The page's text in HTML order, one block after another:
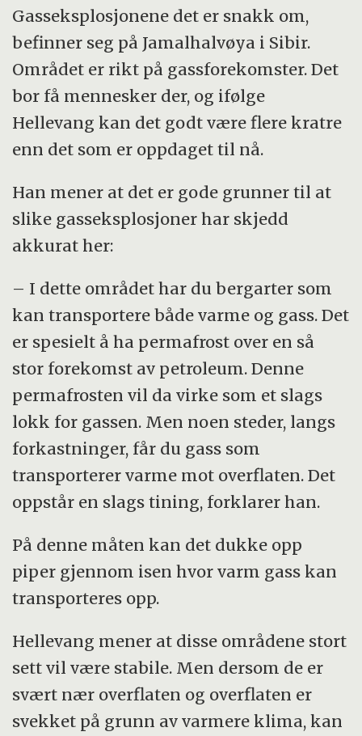
Kollapsen kan frigjøre et overtrykk som
igjen slynger ut det som ligger over.
Hellevang mener derimot at varm gass
tiner opp permafrosten nedenfra. Dersom
øverste del av permafrosten er svekket på
grunn av varmere klima, klarer den ikke å
stå imot trykket fra gassen under. Dermed
kan gassen presse seg oppover og til slutt
eksplodere dersom permafrosten er for
Gasseksplosjonene det er snakk om,
befinner seg på Jamalhalvøya i Sibir.
Området er rikt på gassforekomster. Det
bor få mennesker der, og ifølge
Hellevang kan det godt være flere kratre
enn det som er oppdaget til nå.
Han mener at det er gode grunner til at
slike gasseksplosjoner har skjedd
akkurat her:
– I dette området har du bergarter som
kan transportere både varme og gass. Det
er spesielt å ha permafrost over en så
stor forekomst av petroleum. Denne
permafrosten vil da virke som et slags
lokk for gassen. Men noen steder, langs
forkastninger, får du gass som
transporterer varme mot overflaten. Det
oppstår en slags tining, forklarer han.
På denne måten kan det dukke opp
piper gjennom isen hvor varm gass kan
transporteres opp.
Hellevang mener at disse områdene stort
sett vil være stabile. Men dersom de er
svært nær overflaten og overflaten er
svekket på grunn av varmere klima, kan